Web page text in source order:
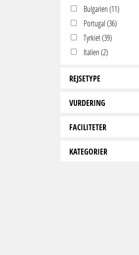
Bulgarien (11)
Portugal (36)
Tyrkiet (39)
Italien (2)
REJSETYPE
VURDERING
FACILITETER
KATEGORIER